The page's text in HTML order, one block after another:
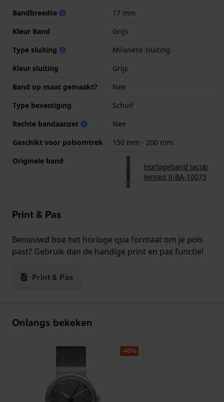
Bandbreedte
17 mm
Kleur Band
Grijs
Type sluiting
Milanese sluiting
Kleur sluiting
Grijs
Band op maat gemaakt?
Nee
Type bevestiging
Schuif
Rechte bandaanzet
Nee
Geschikt voor polsomtrek
150 mm - 200 mm
Originele band
Horlogeband Jacob
Jensen JJ-BA-10075
Print & Pas
Benieuwd hoe het horloge qua formaat om je pols
past? Gebruik dan de handige print en pas functie!
Print & Pas
Onlangs bekeken
-40%